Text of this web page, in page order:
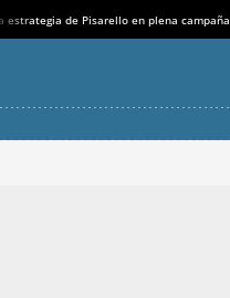
estrategia de Pisarello en plena campaña